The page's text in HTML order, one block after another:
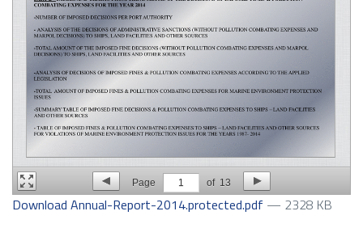
Page 1 of 13
Download Annual-Report-2014.protected.pdf — 2328 KB